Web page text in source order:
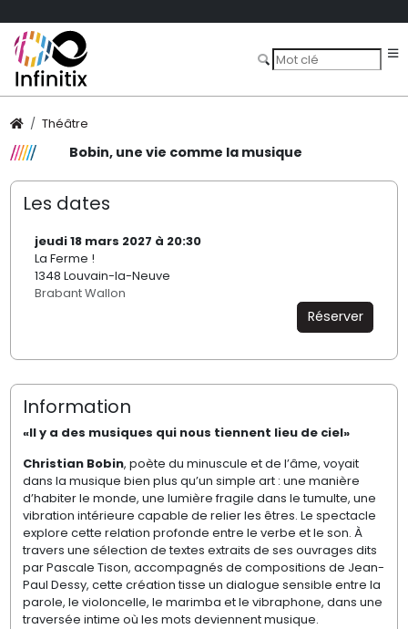
Théâtre
Bobin, une vie comme la musique
Les dates
jeudi 18 mars 2027 à 20:30
La Ferme !
1348 Louvain-la-Neuve
Brabant Wallon
Réserver
Information
«Il y a des musiques qui nous tiennent lieu de ciel»
Christian Bobin, poète du minuscule et de l’âme, voyait
dans la musique bien plus qu’un simple art : une manière
d’habiter le monde, une lumière fragile dans le tumulte, une
vibration intérieure capable de relier les êtres. Le spectacle
explore cette relation profonde entre le verbe et le son. À
travers une sélection de textes extraits de ses ouvrages dits
par Pascale Tison, accompagnés de compositions de Jean-
Paul Dessy, cette création tisse un dialogue sensible entre la
parole, le violoncelle, le marimba et le vibraphone, dans une
traversée intime où les mots deviennent musique.